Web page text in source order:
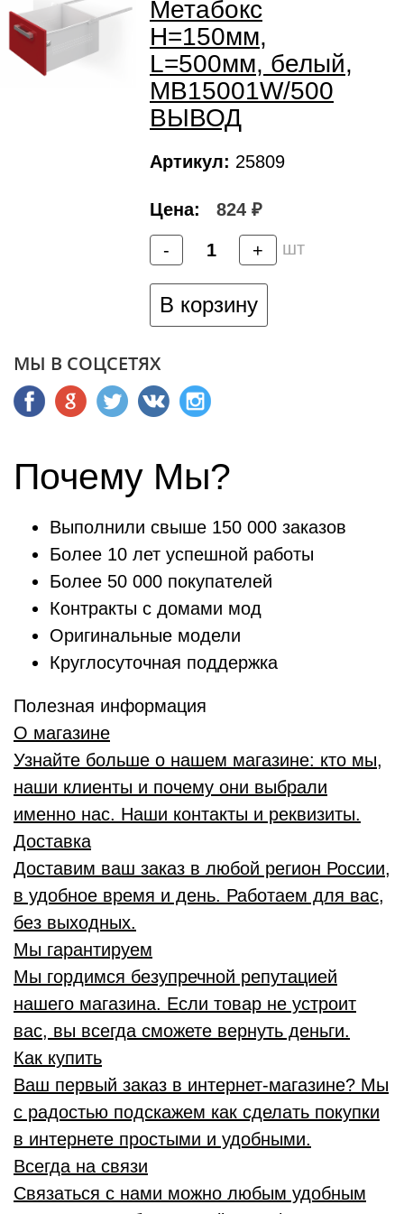
Метабокс
H=150мм,
L=500мм, белый,
MB15001W/500
ВЫВОД
Артикул: 25809
Цена: 824 ₽
- + шт
В корзину
МЫ В СОЦСЕТЯХ
Почему Мы?
Выполнили свыше 150 000 заказов
Более 10 лет успешной работы
Более 50 000 покупателей
Контракты с домами мод
Оригинальные модели
Круглосуточная поддержка
Полезная информация
О магазине
Узнайте больше о нашем магазине: кто мы,
наши клиенты и почему они выбрали
именно нас. Наши контакты и реквизиты.
Доставка
Доставим ваш заказ в любой регион России,
в удобное время и день. Работаем для вас,
без выходных.
Мы гарантируем
Мы гордимся безупречной репутацией
нашего магазина. Если товар не устроит
вас, вы всегда сможете вернуть деньги.
Как купить
Ваш первый заказ в интернет-магазине? Мы
с радостью подскажем как сделать покупки
в интернете простыми и удобными.
Всегда на связи
Связаться с нами можно любым удобным